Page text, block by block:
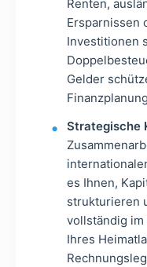
Renten,
Ersparnissen
Investitionen
Gelder
Strategische
es Ihnen,
strukturieren
vollständig im
Ihres